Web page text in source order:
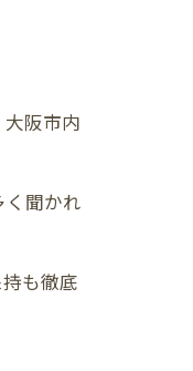
阪市内
聞かれ
も徹底